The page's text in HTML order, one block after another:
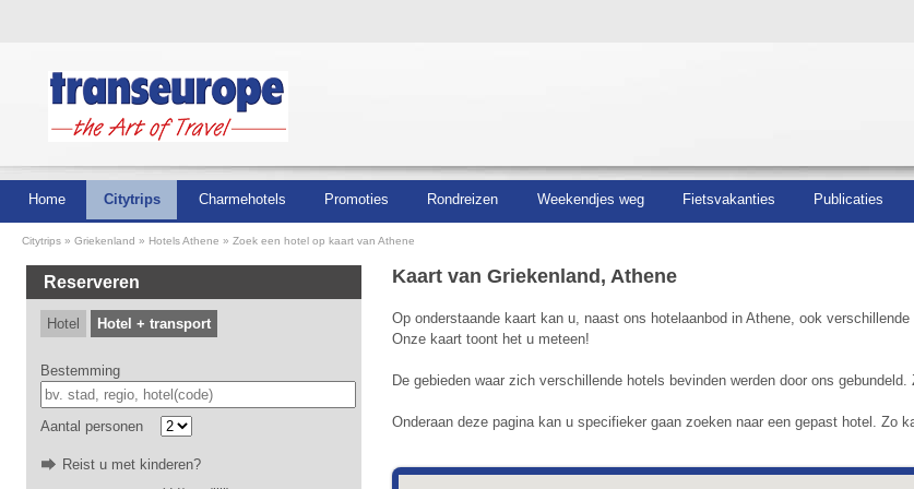
Home Citytrips Charmehotels Promoties Rondreizen Weekendjes weg Fietsvakanties Publicaties
Citytrips Griekenland Hotels Athene Zoek een hotel op kaart van Athene
Reserveren
Hotel Hotel + transport
Bestemming
Aantal personen
Reist u met kinderen?
Kaart van Griekenland, Athene
Op onderstaande kaart kan u, naast ons hotelaanbod in Athene, ook
Onze kaart toont het u meteen!
De gebieden waar zich verschillende hotels bevinden werden door ons
Onderaan deze pagina kan u specifieker gaan zoeken naar een gepast hotel. Zo